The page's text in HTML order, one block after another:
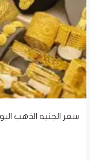
سعر الجنيه الذهب اليوم الخميس 6